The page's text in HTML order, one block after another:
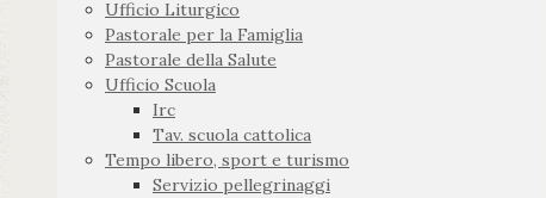
Ufficio Liturgico
Pastorale per la Famiglia
Pastorale della Salute
Ufficio Scuola
Irc
Tav. scuola cattolica
Tempo libero, sport e turismo
Servizio pellegrinaggi